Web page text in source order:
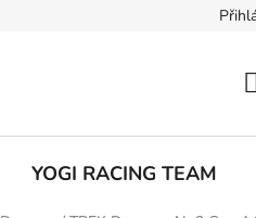
YOGI RACING TEAM